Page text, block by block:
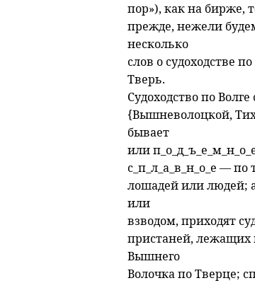
пор»), как на бирже,
прежде, нежели
несколько
слов о судоходстве
Тверь.
Судоходство по
{Вышневолоцкой,
бывает
или
с_п_л_а_в_н_о_е —
лошадей или людей;
или
взводом, приходят
пристаней, лежащих
Вышнего
Волочка по Тверце;